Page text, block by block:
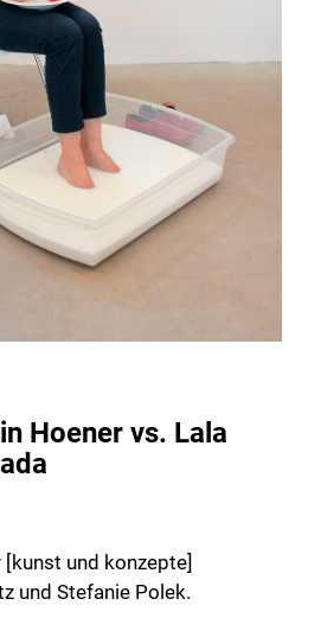
Hoener vs. Lala
und konzepte]
und Stefanie Polek.